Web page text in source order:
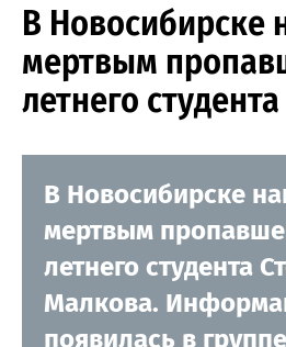
В Новосибирске
мертвым
летнего студента
В Новосибирске
мертвым
летнего студента
Малкова.
появилась в